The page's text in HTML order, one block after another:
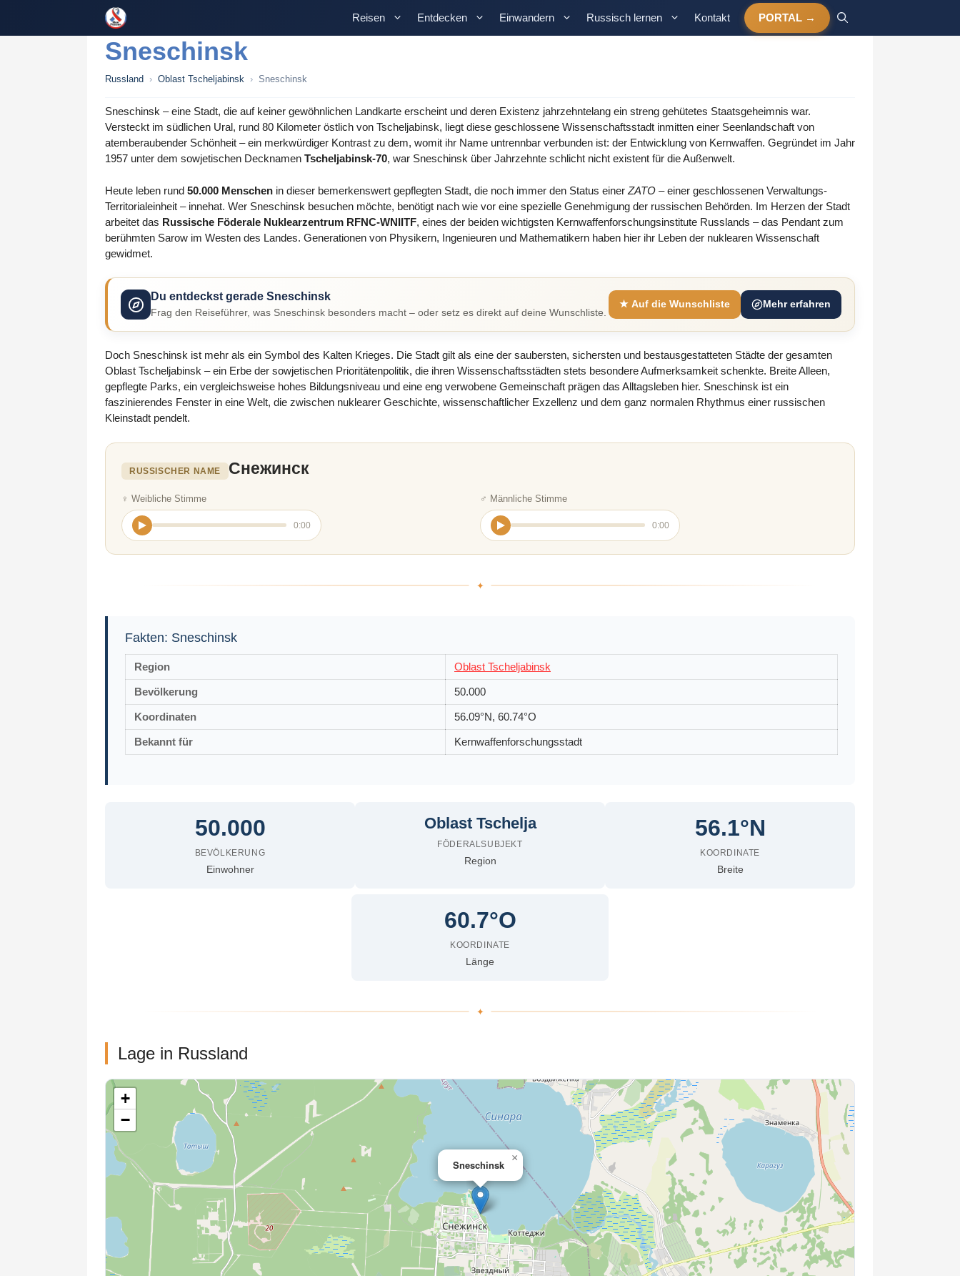
springen
Reisen Entdecken Einwandern Russisch lernen Kontakt PORTAL
Sneschinsk
Russland › Oblast Tscheljabinsk › Sneschinsk
Sneschinsk – eine Stadt, die auf keiner gewöhnlichen Landkarte erscheint und deren Existenz jahrzehntelang ein streng gehütetes Staatsgeheimnis war.
Versteckt im südlichen Ural, rund 80 Kilometer östlich von Tscheljabinsk, liegt diese geschlossene Wissenschaftsstadt inmitten einer Seenlandschaft von
atemberaubender Schönheit – ein merkwürdiger Kontrast zu dem, womit ihr Name untrennbar verbunden ist: der Entwicklung von Kernwaffen. Gegründet im Jahr
1957 unter dem sowjetischen Decknamen Tscheljabinsk-70, war Sneschinsk über Jahrzehnte schlicht nicht existent für die Außenwelt.
Heute leben rund 50.000 Menschen in dieser bemerkenswert gepflegten Stadt, die noch immer den Status einer ZATO – einer geschlossenen Verwaltungs-
Territorialeinheit – innehat. Wer Sneschinsk besuchen möchte, benötigt nach wie vor eine spezielle Genehmigung der russischen Behörden. Im Herzen der Stadt
arbeitet das Russische Föderale Nuklearzentrum RFNC-WNIITF, eines der beiden wichtigsten Kernwaffenforschungsinstitute Russlands – das Pendant zum
berühmten Sarow im Westen des Landes. Generationen von Physikern, Ingenieuren und Mathematikern haben hier ihr Leben der nuklearen Wissenschaft
gewidmet.
Du entdeckst gerade Sneschinsk
Frag den Reiseführer, was Sneschinsk besonders macht – oder setz es direkt auf deine Wunschliste.
★ Auf die Wunschliste Mehr erfahren
Doch Sneschinsk ist mehr als ein Symbol des Kalten Krieges. Die Stadt gilt als eine der saubersten, sichersten und bestausgestatteten Städte der gesamten
Oblast Tscheljabinsk – ein Erbe der sowjetischen Prioritätenpolitik, die ihren Wissenschaftsstädten stets besondere Aufmerksamkeit schenkte. Breite Alleen,
gepflegte Parks, ein vergleichsweise hohes Bildungsniveau und eine eng verwobene Gemeinschaft prägen das Alltagsleben hier. Sneschinsk ist ein
faszinierendes Fenster in eine Welt, die zwischen nuklearer Geschichte, wissenschaftlicher Exzellenz und dem ganz normalen Rhythmus einer russischen
Kleinstadt pendelt.
RUSSISCHER NAME Снежинск
♀ Weibliche Stimme
0:00
♂ Männliche Stimme
0:00
Fakten: Sneschinsk
Region Oblast Tscheljabinsk
Bevölkerung 50.000
Koordinaten 56.09°N, 60.74°O
Bekannt für Kernwaffenforschungsstadt
50.000
BEVÖLKERUNG
Einwohner
Oblast Tschelja
FÖDERALSUBJEKT
Region
56.1°N
KOORDINATE
Breite
60.7°O
KOORDINATE
Länge
Lage in Russland
Sneschinsk
×
+
−